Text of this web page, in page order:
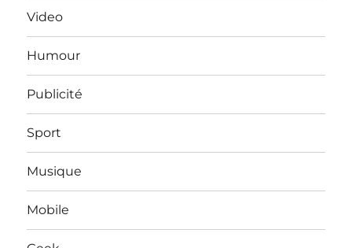
Video
Humour
Publicité
Sport
Musique
Mobile